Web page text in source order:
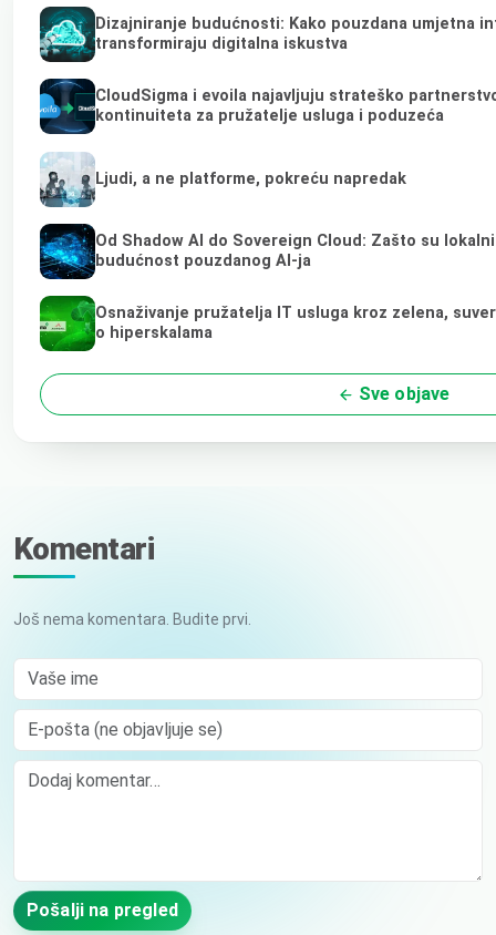
Dizajniranje budućnosti: Kako pouzdana umjetna
transformiraju digitalna iskustva
CloudSigma i evoila najavljuju strateško
kontinuiteta za pružatelje usluga i poduzeća
Ljudi, a ne platforme, pokreću napredak
Od Shadow AI do Sovereign Cloud: Zašto su
budućnost pouzdanog AI-ja
Osnaživanje pružatelja IT usluga kroz zelena,
o hiperskalama
Sve objave
Komentari
Još nema komentara. Budite prvi.
Vaše ime
E-pošta (ne objavljuje se)
Comment
Pošalji na pregled